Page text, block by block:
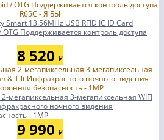
13.56MHz USB RFID IC ID Card
Поддерживается контроль доступа
8 520 ₽
мегапиксельная 3-мегапиксельная WIFI
ночного видения
- 1MP
9 990 ₽